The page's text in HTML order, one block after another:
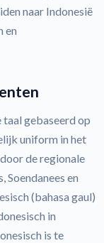
naar Indonesië
en
taal gebaseerd op
uniform in het
de regionale
Soendanees en
(bahasa gaul)
in
is te